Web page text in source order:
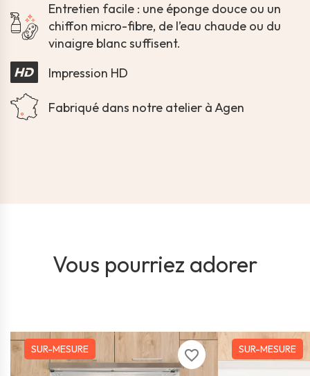
Entretien facile : une éponge douce ou un
chiffon micro-fibre, de l’eau chaude ou du
vinaigre blanc suffisent.
Impression HD
Fabriqué dans notre atelier à Agen
Vous pourriez adorer
favorite_border
SUR-MESURE SUR-MESURE